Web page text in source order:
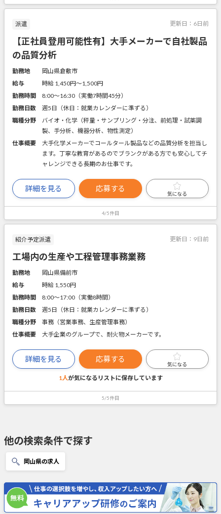
派遣 更新日： 6日前
【正社員登用可能性有】大手メーカーで自社製品
の品質分析
勤務地
岡山県倉敷市
給与
時給 1,450円〜1,500円
勤務時間
8:00～16:30（実働7時間45分）
勤務日数
週5日（休日：就業カレンダーに準ずる）
職種分野
バイオ・化学（秤量・サンプリング・分注、前処理・試薬調
製、手分析、機器分析、物性測定）
仕事概要
大手化学メーカーでコールタール製品などの品質分析を担当し
ます。丁寧な教育があるのでブランクがある方でも安心してチ
ャレンジできる長期のお仕事です。
詳細を見る 応募する
気になる
4/5件目
紹介予定派遣 更新日： 9日前
工場内の生産や工程管理事務業務
勤務地
岡山県備前市
給与
時給 1,550円
勤務時間
8:00～17:00（実働8時間）
勤務日数
週5日（休日：就業カレンダーに準ずる）
職種分野
事務（営業事務、生産管理事務）
仕事概要
大手企業のグループで、耐火物メーカーです。
詳細を見る 応募する
気になる
1人が気になるリストに保存しています
5/5件目
他の検索条件で探す
岡山県の求人